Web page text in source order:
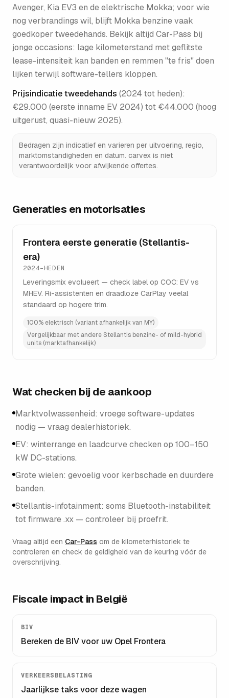
Avenger, Kia EV3 en de elektrische Mokka; voor wie
nog verbrandings wil, blijft Mokka benzine vaak
goedkoper tweedehands. Bekijk altijd Car-Pass bij
jonge occasions: lage kilometerstand met geflitste
lease-intensiteit kan banden en remmen "te fris" doen
lijken terwijl software-tellers kloppen.
Prijsindicatie tweedehands (2024 tot heden):
€29.000 (eerste inname EV 2024) tot €44.000 (hoog
uitgerust, quasi-nieuw 2025).
Bedragen zijn indicatief en varieren per uitvoering, regio,
marktomstandigheden en datum. carvex is niet
verantwoordelijk voor afwijkende offertes.
Generaties en motorisaties
Frontera eerste generatie (Stellantis-
era)
2024–HEDEN
Leveringsmix evolueert — check label op COC: EV vs
MHEV. Ri-assistenten en draadloze CarPlay veelal
standaard op hogere trim.
100% elektrisch (variant afhankelijk van MY)
Vergelijkbaar met andere Stellantis benzine- of mild-hybrid
units (marktafhankelijk)
Wat checken bij de aankoop
Marktvolwassenheid: vroege software-updates
nodig — vraag dealerhistoriek.
EV: winterrange en laadcurve checken op 100–150
kW DC-stations.
Grote wielen: gevoelig voor kerbschade en duurdere
banden.
Stellantis-infotainment: soms Bluetooth-instabiliteit
tot firmware .xx — controleer bij proefrit.
Vraag altijd een Car-Pass om de kilometerhistoriek te
controleren en check de geldigheid van de keuring vóór de
overschrijving.
Fiscale impact in België
BIV
Bereken de BIV voor uw Opel Frontera
VERKEERSBELASTING
Jaarlijkse taks voor deze wagen